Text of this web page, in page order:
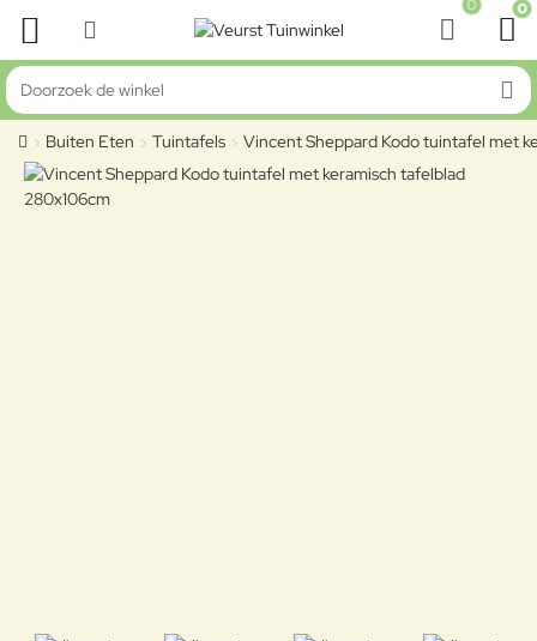
0 0
Doorzoek de winkel
home
Buiten Eten Tuintafels Vincent Sheppard Kodo tuintafel met